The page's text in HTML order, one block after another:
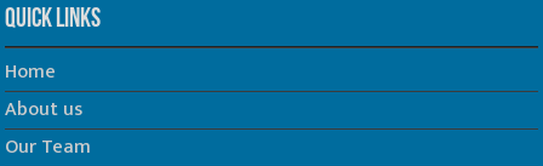
Quick Links
Home
About us
Our Team